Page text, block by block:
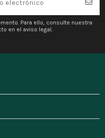
Para ello, consulte nuestra
en el aviso legal.